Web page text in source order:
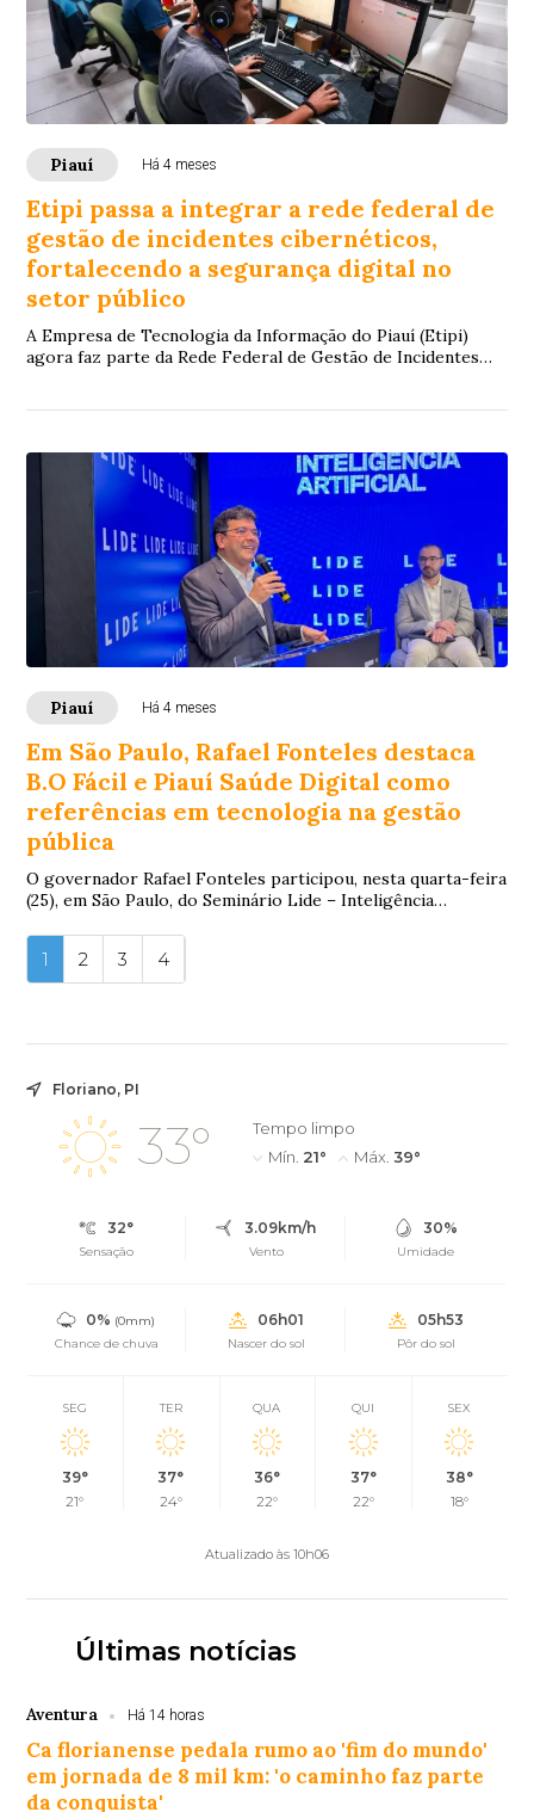
Piauí Há 4 meses
Etipi passa a integrar a rede federal de
gestão de incidentes cibernéticos,
fortalecendo a segurança digital no
setor público
A Empresa de Tecnologia da Informação do Piauí (Etipi)
agora faz parte da Rede Federal de Gestão de Incidentes
Piauí Há 4 meses
Em São Paulo, Rafael Fonteles destaca
B.O Fácil e Piauí Saúde Digital como
referências em tecnologia na gestão
pública
O governador Rafael Fonteles participou, nesta quarta-feira
(25), em São Paulo, do Seminário Lide – Inteligência
1 2 3 4
Floriano, PI
33°
Tempo limpo
Mín. 21° Máx. 39°
32°
Sensação
3.09km/h
Vento
30%
Umidade
0% (0mm)
Chance de chuva
06h01
Nascer do sol
05h53
Pôr do sol
SEG
39°
21°
TER
37°
24°
QUA
36°
22°
QUI
37°
22°
SEX
38°
18°
Atualizado às 10h06
Últimas notícias
Aventura Há 14 horas
Ca florianense pedala rumo ao 'fim do mundo'
em jornada de 8 mil km: 'o caminho faz parte
da conquista'